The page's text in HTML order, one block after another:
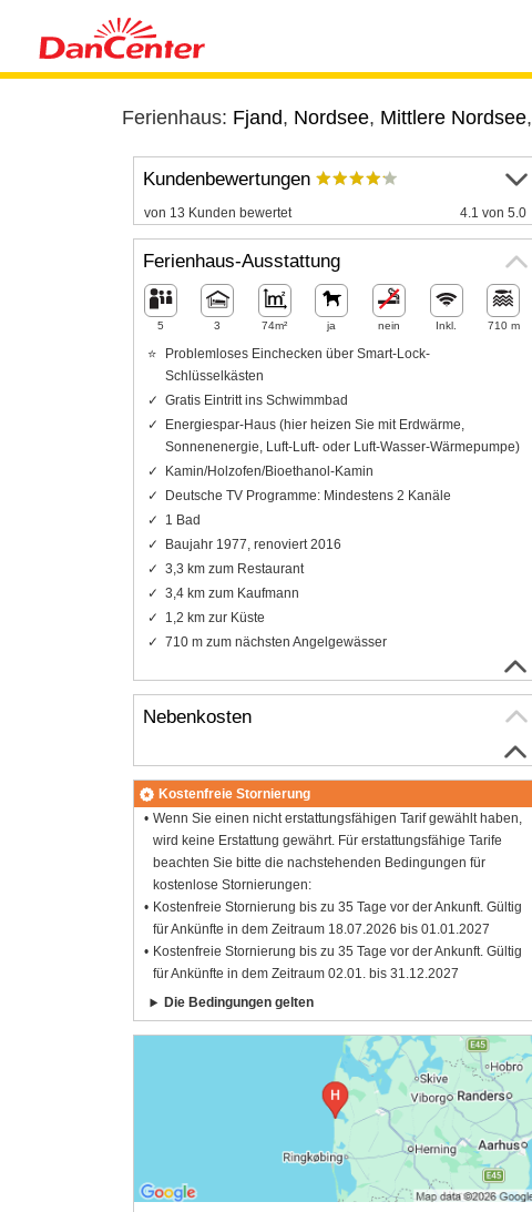
Ferienhaus: Fjand, Nordsee, Mittlere Nordsee,
Kundenbewertungen
von 13 Kunden bewertet 4.1 von 5.0
Ferienhaus-Ausstattung
5 3 74m² ja nein Inkl. 710 m
Problemloses Einchecken über Smart-Lock-
Schlüsselkästen
Gratis Eintritt ins Schwimmbad
Energiespar-Haus (hier heizen Sie mit Erdwärme,
Sonnenenergie, Luft-Luft- oder Luft-Wasser-Wärmepumpe)
Kamin/Holzofen/Bioethanol-Kamin
Deutsche TV Programme: Mindestens 2 Kanäle
1 Bad
Baujahr 1977, renoviert 2016
3,3 km zum Restaurant
3,4 km zum Kaufmann
1,2 km zur Küste
710 m zum nächsten Angelgewässer
Nebenkosten
Kostenfreie Stornierung
Wenn Sie einen nicht erstattungsfähigen Tarif gewählt haben,
wird keine Erstattung gewährt. Für erstattungsfähige Tarife
beachten Sie bitte die nachstehenden Bedingungen für
kostenlose Stornierungen:
Kostenfreie Stornierung bis zu 35 Tage vor der Ankunft. Gültig
für Ankünfte in dem Zeitraum 18.07.2026 bis 01.01.2027
Kostenfreie Stornierung bis zu 35 Tage vor der Ankunft. Gültig
für Ankünfte in dem Zeitraum 02.01. bis 31.12.2027
Die Bedingungen gelten